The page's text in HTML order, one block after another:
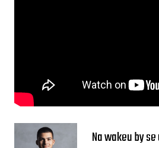
Na wakeu by